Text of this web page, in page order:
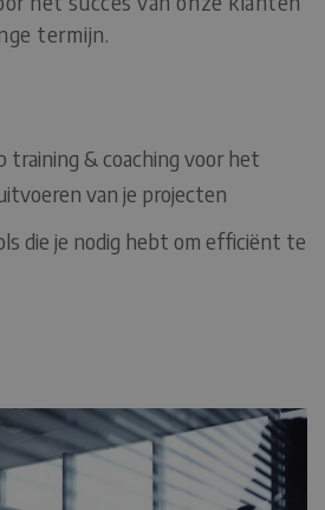
termijn.
training & coaching voor het
van je projecten
die je nodig hebt om efficiënt te